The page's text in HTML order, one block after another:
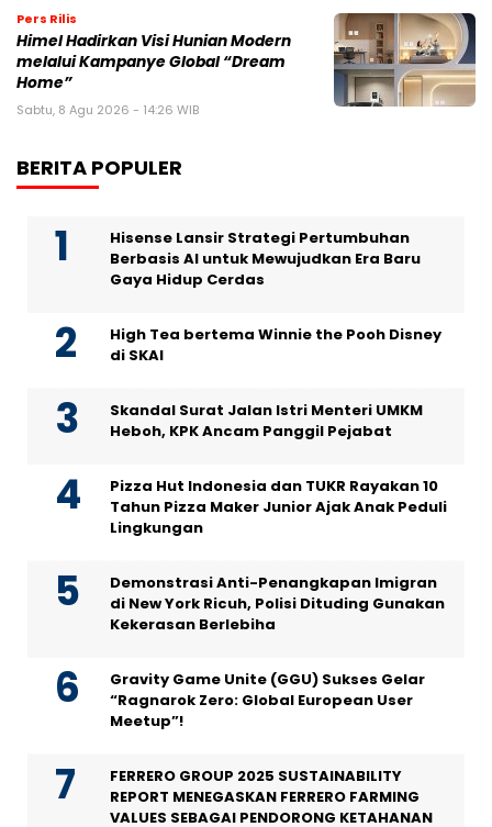
Pers Rilis
Himel Hadirkan Visi Hunian Modern
melalui Kampanye Global “Dream
Home”
Sabtu, 8 Agu 2026 - 14:26 WIB
BERITA POPULER
Hisense Lansir Strategi Pertumbuhan
Berbasis AI untuk Mewujudkan Era Baru
Gaya Hidup Cerdas
High Tea bertema Winnie the Pooh Disney
di SKAI
Skandal Surat Jalan Istri Menteri UMKM
Heboh, KPK Ancam Panggil Pejabat
Pizza Hut Indonesia dan TUKR Rayakan 10
Tahun Pizza Maker Junior Ajak Anak Peduli
Lingkungan
Demonstrasi Anti-Penangkapan Imigran
di New York Ricuh, Polisi Dituding Gunakan
Kekerasan Berlebiha
Gravity Game Unite (GGU) Sukses Gelar
“Ragnarok Zero: Global European User
Meetup”!
FERRERO GROUP 2025 SUSTAINABILITY
REPORT MENEGASKAN FERRERO FARMING
VALUES SEBAGAI PENDORONG KETAHANAN